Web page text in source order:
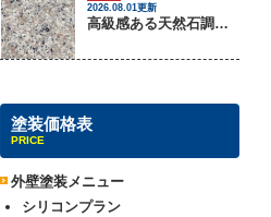
2026.08.01更新
高級感ある天然石調外壁について
塗装価格表
PRICE
外壁塗装メニュー
シリコンプラン